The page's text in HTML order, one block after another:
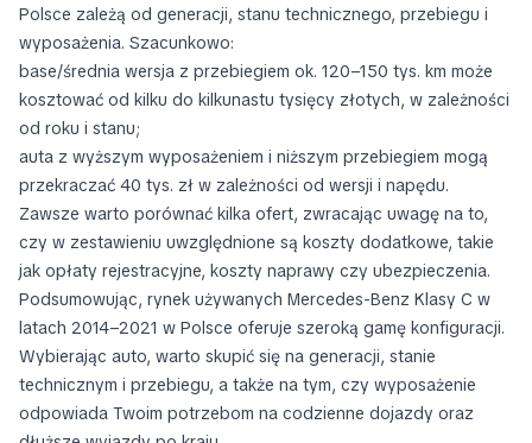
Polsce zależą od generacji, stanu technicznego, przebiegu i
wyposażenia. Szacunkowo:
base/średnia wersja z przebiegiem ok. 120–150 tys. km może
kosztować od kilku do kilkunastu tysięcy złotych, w zależności
od roku i stanu;
auta z wyższym wyposażeniem i niższym przebiegiem mogą
przekraczać 40 tys. zł w zależności od wersji i napędu.
Zawsze warto porównać kilka ofert, zwracając uwagę na to,
czy w zestawieniu uwzględnione są koszty dodatkowe, takie
jak opłaty rejestracyjne, koszty naprawy czy ubezpieczenia.
Podsumowując, rynek używanych Mercedes-Benz Klasy C w
latach 2014–2021 w Polsce oferuje szeroką gamę konfiguracji.
Wybierając auto, warto skupić się na generacji, stanie
technicznym i przebiegu, a także na tym, czy wyposażenie
odpowiada Twoim potrzebom na codzienne dojazdy oraz